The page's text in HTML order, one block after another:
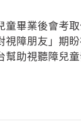
童畢業後會考
障朋友」期
助視聽障兒童